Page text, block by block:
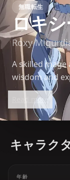
無職転生
ロキ
Roxy
A skilled mage
wisdom and
protagonist's
traumas
character.
Read more
キャラク
年齢